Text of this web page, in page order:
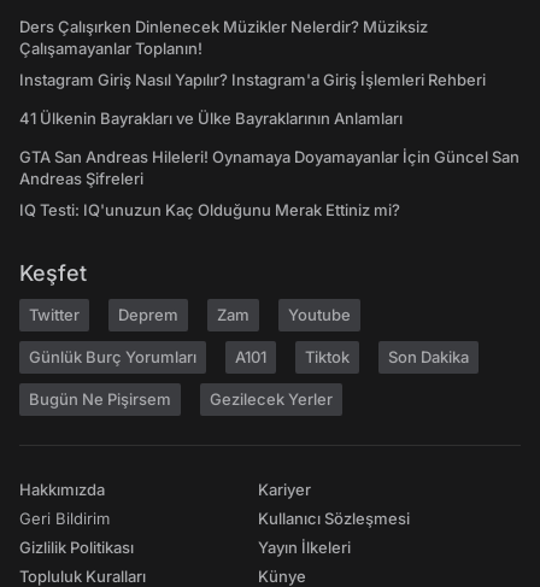
Ders Çalışırken Dinlenecek Müzikler Nelerdir? Müziksiz
Çalışamayanlar Toplanın!
Instagram Giriş Nasıl Yapılır? Instagram'a Giriş İşlemleri Rehberi
41 Ülkenin Bayrakları ve Ülke Bayraklarının Anlamları
GTA San Andreas Hileleri! Oynamaya Doyamayanlar İçin Güncel San
Andreas Şifreleri
IQ Testi: IQ'unuzun Kaç Olduğunu Merak Ettiniz mi?
Keşfet
Twitter Deprem Zam Youtube
Günlük Burç Yorumları A101 Tiktok Son Dakika
Bugün Ne Pişirsem Gezilecek Yerler
Hakkımızda
Geri Bildirim
Gizlilik Politikası
Topluluk Kuralları
Kariyer
Kullanıcı Sözleşmesi
Yayın İlkeleri
Künye